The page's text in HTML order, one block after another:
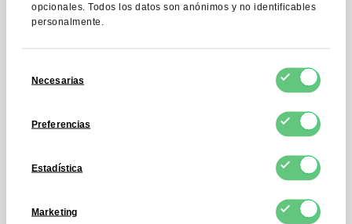
opcionales. Todos los datos son anónimos y no identificables
personalmente.
deNecesarias
Preferencias
Estadística
Marketing
Contacto
con nosotros
formulario y recibirá respuesta
horas.